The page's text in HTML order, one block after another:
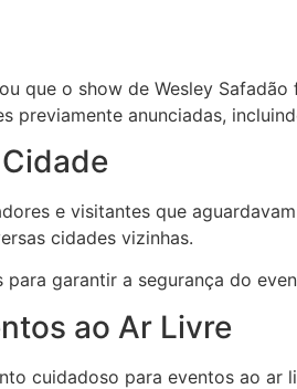
que o show de Wesley Safadão
previamente anunciadas,
e visitantes que
cidades vizinhas.
garantir a segurança do
ao Ar Livre
cuidadoso para eventos ao